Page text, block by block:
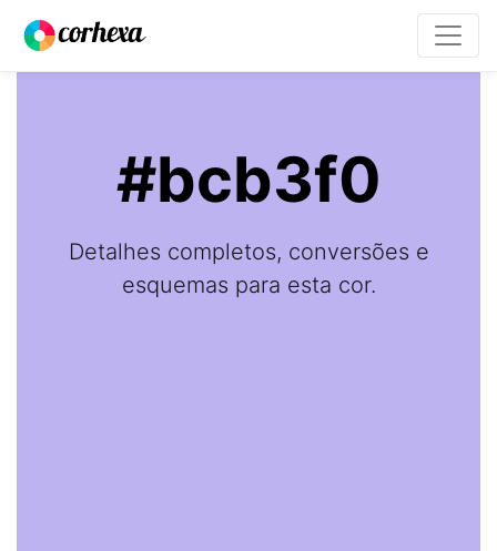
#bcb3f0
Detalhes completos, conversões e
esquemas para esta cor.